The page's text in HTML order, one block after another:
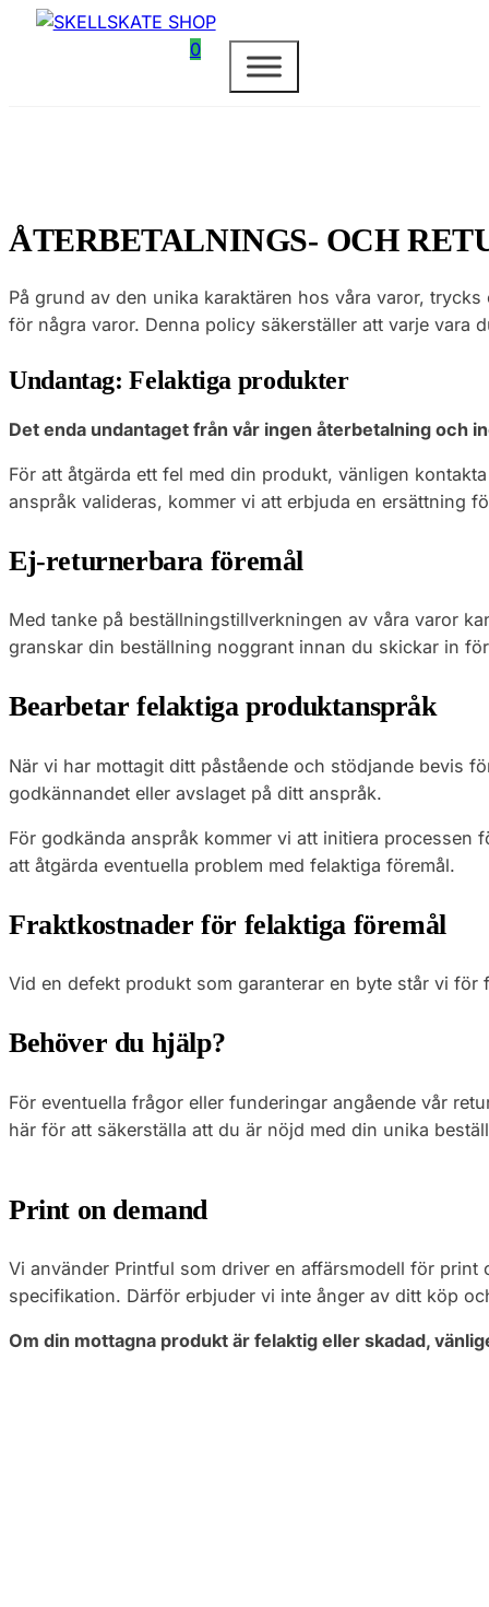
0
ÅTERBETALNINGS- OCH
På grund av den unika karaktären hos våra varor,
för några varor. Denna policy säkerställer att varje
Undantag: Felaktiga produkter
Det enda undantaget från vår ingen återbetalning och
För att åtgärda ett fel med din produkt, vänligen
anspråk valideras, kommer vi att erbjuda en ersättning
Ej-returnerbara föremål
Med tanke på beställningstillverkningen av våra varor
granskar din beställning noggrant innan du skickar in
Bearbetar felaktiga produktanspråk
När vi har mottagit ditt påstående och stödjande bevis
godkännandet eller avslaget på ditt anspråk.
För godkända anspråk kommer vi att initiera
att åtgärda eventuella problem med felaktiga föremål.
Fraktkostnader för felaktiga föremål
Vid en defekt produkt som garanterar en byte står vi
Behöver du hjälp?
För eventuella frågor eller funderingar angående vår
här för att säkerställa att du är nöjd med din unika
Print on demand
Vi använder Printful som driver en affärsmodell för
specifikation. Därför erbjuder vi inte ånger av ditt köp
Om din mottagna produkt är felaktig eller skadad,